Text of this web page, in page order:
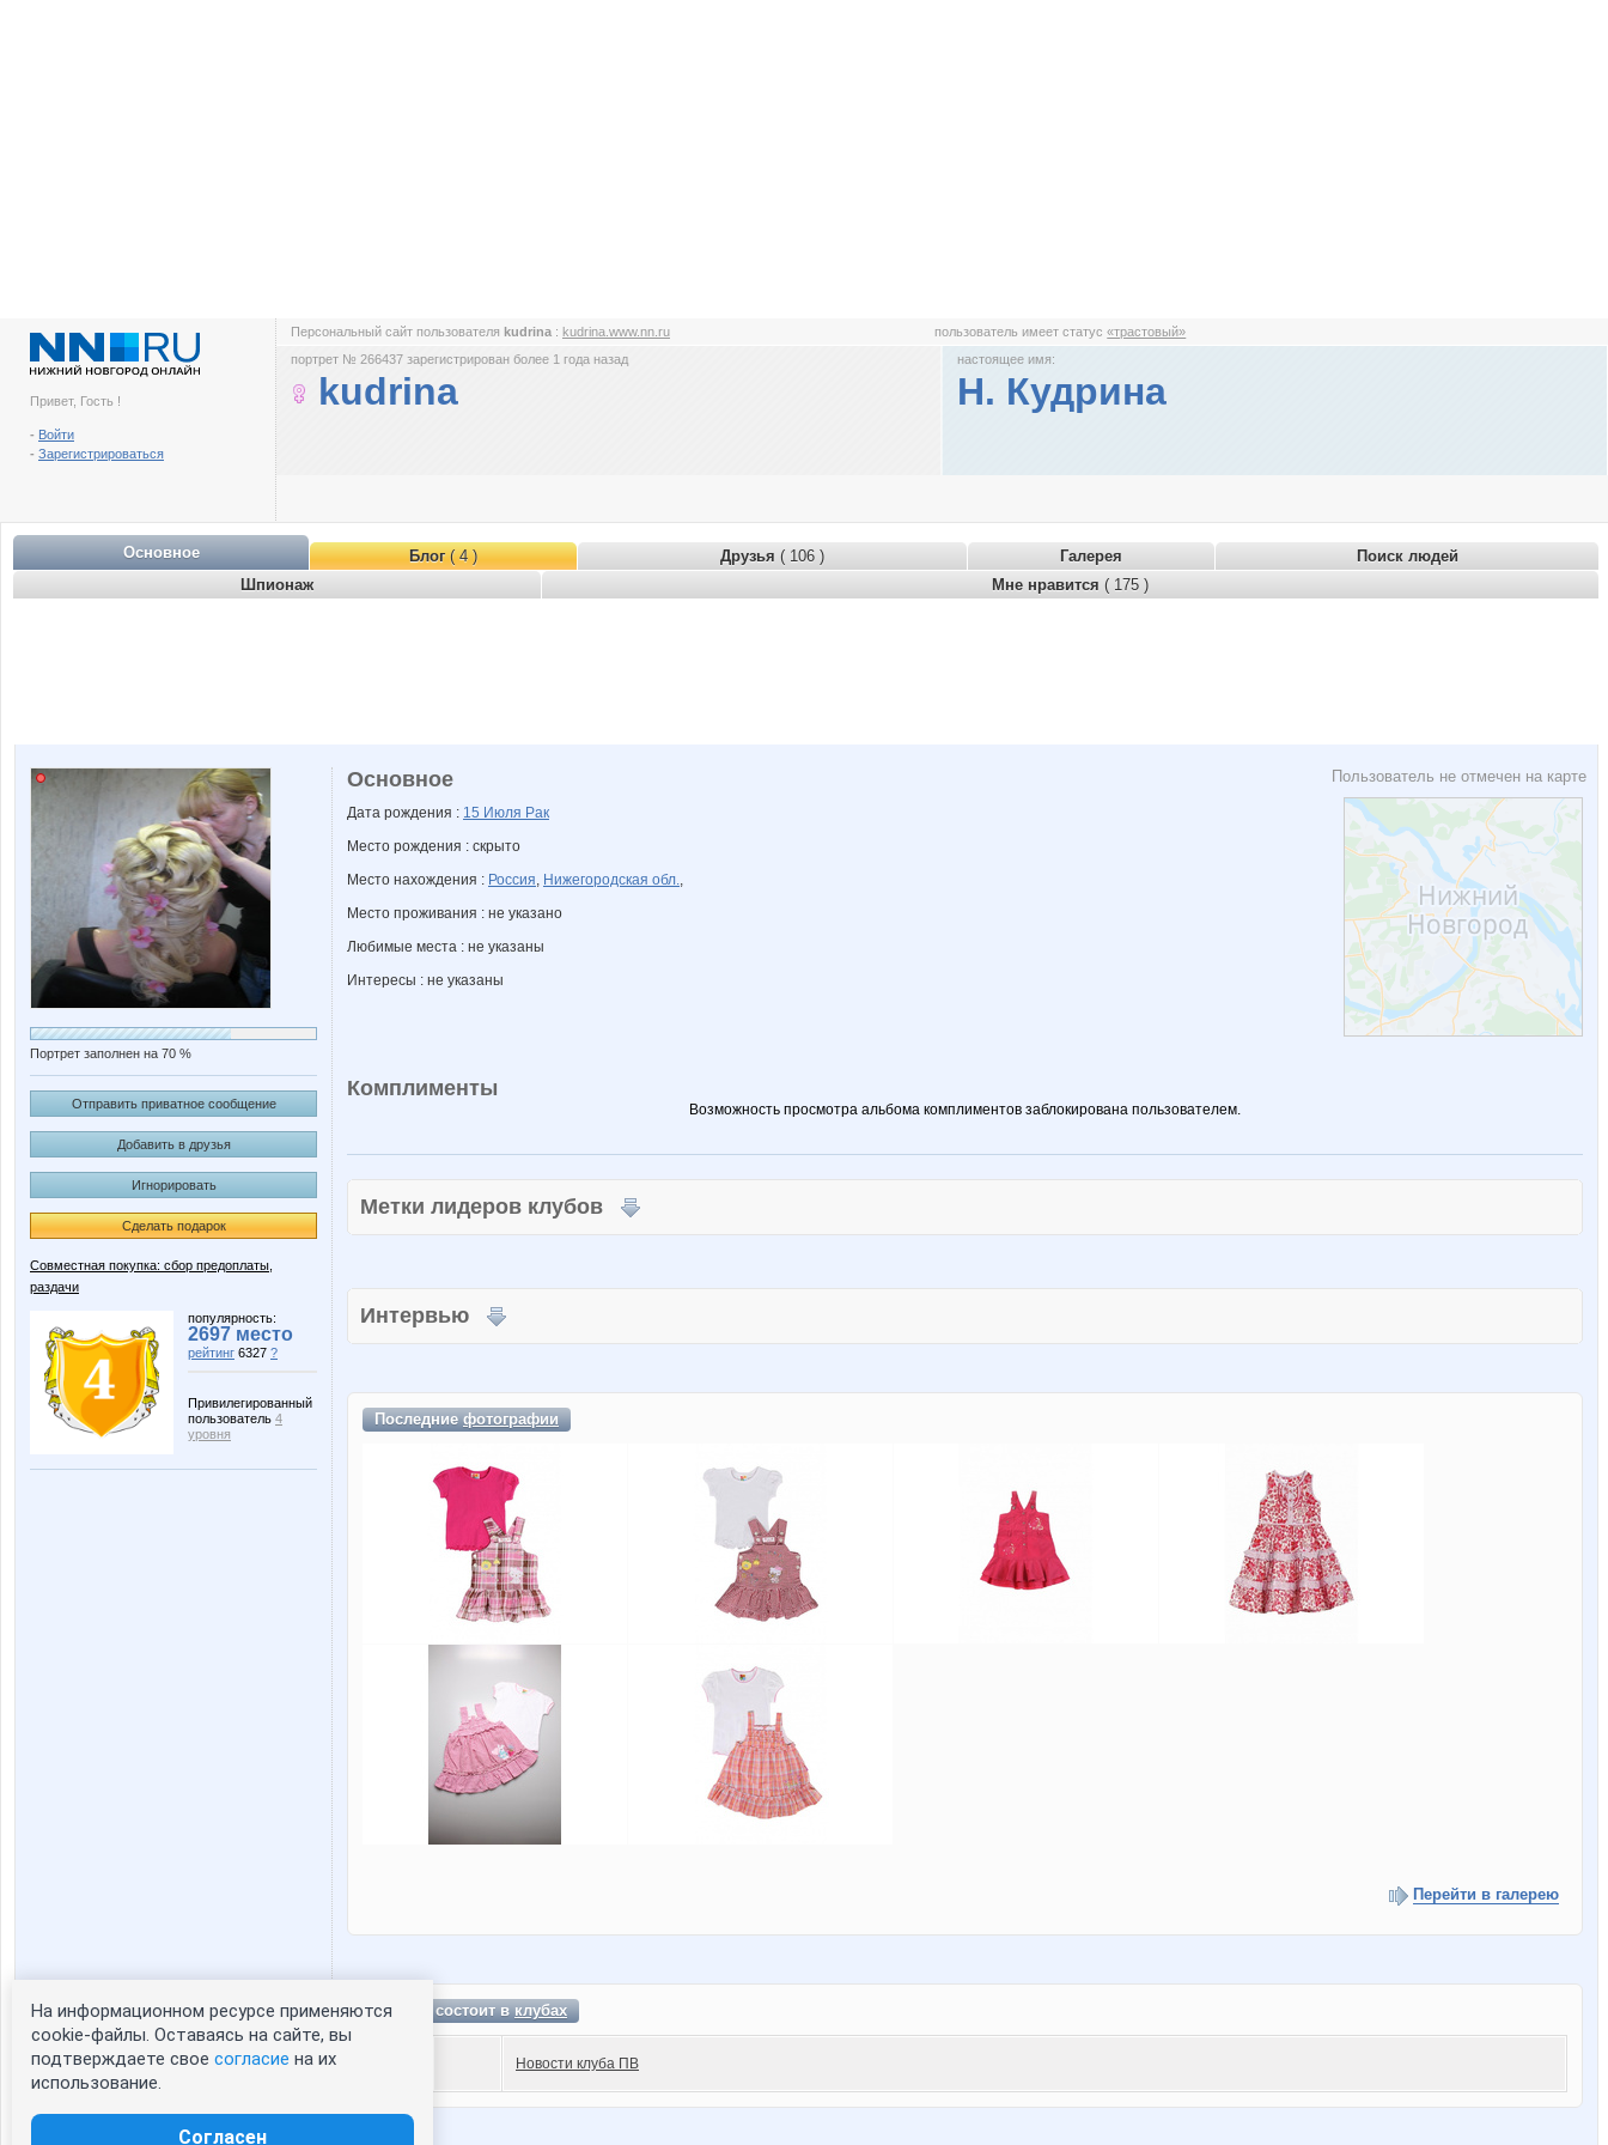
Привет, Гость !
- Войти
- Зарегистрироваться
Персональный сайт пользователя kudrina : kudrina.www.nn.ru пользователь имеет статус«трастовый»
портрет № 266437 зарегистрирован более 1 года назад
kudrina
настоящее имя:
Н. Кудрина
Основное Блог( 4 ) Друзья ( 106 ) Галерея
Поиск людей
Шпионаж
Мне нравится ( 175 )
Портрет заполнен на 70 %
Отправить приватное сообщение
Добавить в друзья
Игнорировать
Сделать подарок
Совместная покупка: сбор предоплаты,
раздачи
популярность:
2697 место
рейтинг 6327 ?
Привилегированный
пользователь 4
уровня
Статистика портрета:
сейчас просматривают портрет - 0
зарегистрированные пользователи
Пользователь не отмечен на карте
Основное
Дата рождения : 15 Июля Рак
Место рождения : скрыто
Место нахождения : Россия, Нижегородская обл.,
Место проживания : не указано
Любимые места : не указаны
Интересы : не указаны
Комплименты
Возможность просмотра альбома комплиментов заблокирована пользователем.
Метки лидеров клубов
Интервью
Последниефотографии
Перейти в галерею
kudrina состоит вклубах
Новости клуба ПВ
На информационном ресурсе применяются
cookie-файлы. Оставаясь на сайте, вы
подтверждаете свое согласие на их
использование.
Согласен